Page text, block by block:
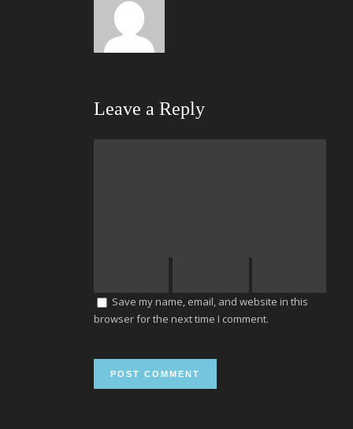
Leave a Reply
Save my name, email, and website in this
browser for the next time I comment.